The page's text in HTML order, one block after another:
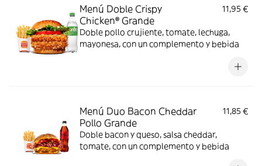
Menú Doble Crispy
Chicken® Grande
11,95 €
Doble pollo crujiente, tomate, lechuga,
mayonesa, con un complemento y bebida
Menú Duo Bacon Cheddar
Pollo Grande
11,85 €
Doble bacon y queso, salsa cheddar,
tomate, con un complemento y bebida